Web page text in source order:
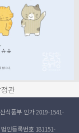
관
식품부 인가 2019-1541-
인등록번호 181151-